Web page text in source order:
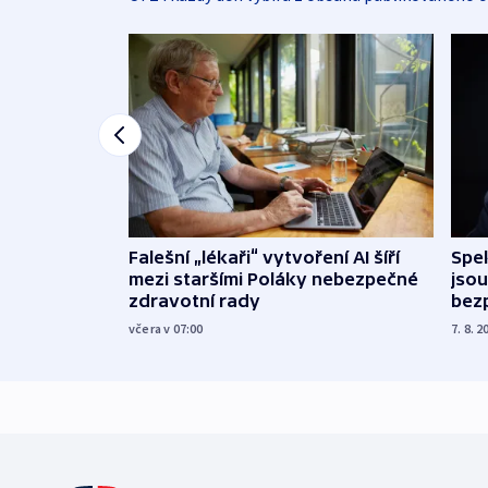
Falešní „lékaři“ vytvoření AI šíří
mezi staršími Poláky nebezpečné
zdravotní rady
včera v 07:00 7. 8.